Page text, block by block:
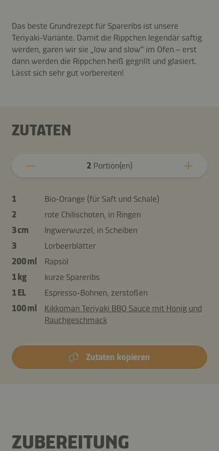
Das beste Grundrezept für Spareribs ist unsere
Teriyaki-Variante. Damit die Rippchen legendär saftig
werden, garen wir sie „low and slow“ im Ofen – erst
dann werden die Rippchen heiß gegrillt und glasiert.
Lässt sich sehr gut vorbereiten!
ZUTATEN
2 Portion(en)
1
Bio-Orange (für Saft und Schale)
2
rote Chilischoten, in Ringen
3 cm
Ingwerwurzel, in Scheiben
3
Lorbeerblätter
200 ml
Rapsöl
1 kg
kurze Spareribs
1 EL
Espresso-Bohnen, zerstoßen
100 ml
Kikkoman Teriyaki BBQ Sauce mit Honig und
Rauchgeschmack
Zutaten kopieren
ZUBEREITUNG